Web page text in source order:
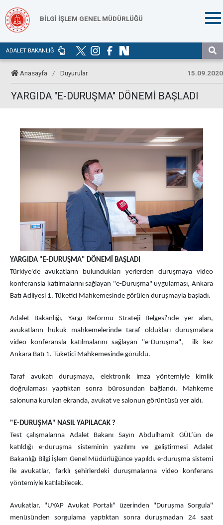
BİLGİ İŞLEM GENEL MÜDÜRLÜĞÜ
ADALET BAKANLIĞI
Anasayfa / Duyurular 15.09.2020
YARGIDA "E-DURUŞMA" DÖNEMİ BAŞLADI
YARGIDA "E-DURUŞMA" DÖNEMİ BAŞLADI
Türkiye'de avukatların bulundukları yerlerden duruşmaya video
konferansla katılmalarını sağlayan "e-Duruşma" uygulaması, Ankara
Batı Adliyesi 1. Tüketici Mahkemesinde görülen duruşmayla başladı.
Adalet Bakanlığı, Yargı Reformu Strateji Belgesi'nde yer alan,
avukatların hukuk mahkemelerinde taraf oldukları duruşmalara
video konferansla katılmalarını sağlayan "e-Duruşma", ilk kez
Ankara Batı 1. Tüketici Mahkemesinde görüldü.
Taraf avukatı duruşmaya, elektronik imza yöntemiyle kimlik
doğrulaması yaptıktan sonra bürosundan bağlandı. Mahkeme
salonuna kurulan ekranda, avukat ve salonun görüntüsü yer aldı.
"E-DURUŞMA" NASIL YAPILACAK ?
Test çalışmalarına Adalet Bakanı Sayın Abdulhamit GÜL’ün de
katıldığı e-duruşma sisteminin yazılımı ve geliştirmesi Adalet
Bakanlığı Bilgi İşlem Genel Müdürlüğünce yapıldı. e-duruşma sistemi
ile avukatlar, farklı şehirlerdeki duruşmalarına video konferans
yöntemiyle katılabilecek.
Avukatlar, "UYAP Avukat Portalı" üzerinden "Duruşma Sorgula"
menüsünden sorgulama yaptıktan sonra duruşmadan 24 saat